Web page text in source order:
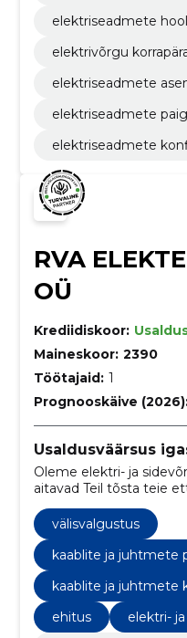
elektriseadmete
elektrivõrgu
elektriseadmete
elektriseadmete
elektriseadmete
RVA
OÜ
Krediidiskoor:
Maineskoor: 2390
Töötajaid: 1
Prognooskäive
Usaldusväärsus
Oleme elektri- ja
aitavad Teil tõsta teie
tõhusust ja
elektriaudititest kuni
pakume laia valikuga
sammu pidada kiiresti
tehnoloogiamaailmaga.
välisvalgustus
kaablite ja juhtmete
kaablite ja juhtmete
ehitus
elektri-